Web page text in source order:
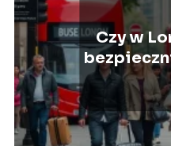
Czy w